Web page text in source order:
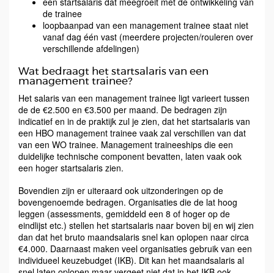
de trainee
loopbaanpad van een management trainee staat niet
vanaf dag één vast (meerdere projecten/rouleren over
verschillende afdelingen)
Wat bedraagt het startsalaris van een
management trainee?
Het salaris van een management trainee ligt varieert tussen
de de €2.500 en €3.500 per maand. De bedragen zijn
indicatief en in de praktijk zul je zien, dat het startsalaris van
een HBO management trainee vaak zal verschillen van dat
van een WO trainee. Management traineeships die een
duidelijke technische component bevatten, laten vaak ook
een hoger startsalaris zien.
Bovendien zijn er uiteraard ook uitzonderingen op de
bovengenoemde bedragen. Organisaties die de lat hoog
leggen (assessments, gemiddeld een 8 of hoger op de
eindlijst etc.) stellen het startsalaris naar boven bij en wij zien
dan dat het bruto maandsalaris snel kan oplopen naar circa
€4.000. Daarnaast maken veel organisaties gebruik van een
individueel keuzebudget (IKB). Dit kan het maandsalaris al